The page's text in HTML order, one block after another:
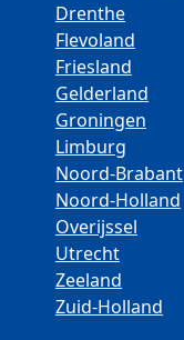
Drenthe
Flevoland
Friesland
Gelderland
Groningen
Limburg
Noord-Brabant
Noord-Holland
Overijssel
Utrecht
Zeeland
Zuid-Holland